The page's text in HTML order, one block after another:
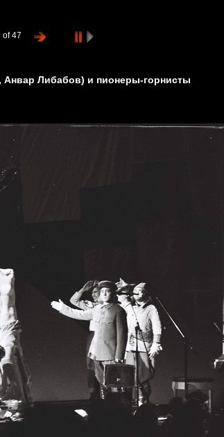
of 47
Либабов) и пионеры-горнисты